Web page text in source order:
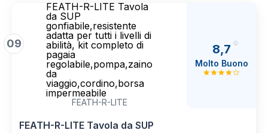
09
FEATH-R-LITE Tavola
da SUP
gonfiabile,resistente
adatta per tutti i livelli di
abilità, kit completo di
pagaia
regolabile,pompa,zaino
da
viaggio,cordino,borsa
impermeabile
FEATH-R-LITE
8,7
Molto Buono
FEATH-R-LITE Tavola da SUP